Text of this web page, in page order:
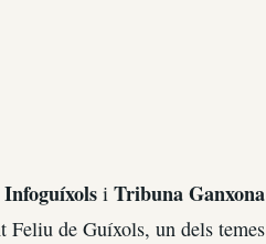
Infoguíxols i Tribuna Ganxona
Feliu de Guíxols, un dels temes